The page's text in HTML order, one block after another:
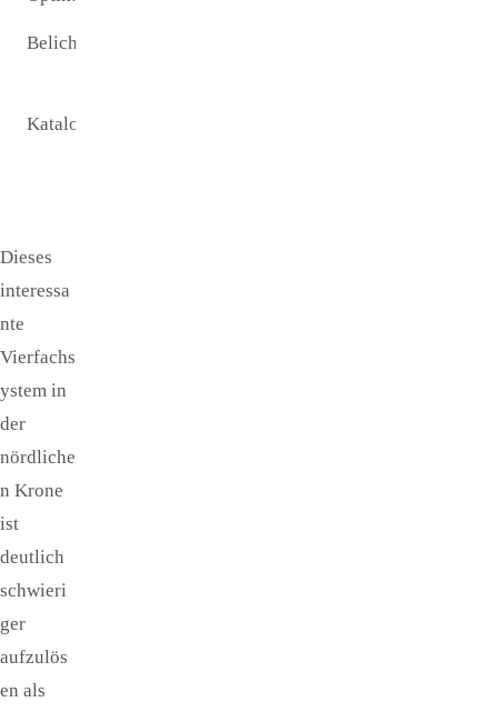
Belichtungszeit:
Katalogname:
Dieses
interessa
nte
Vierfachs
ystem in
der
nördliche
n Krone
ist
deutlich
schwieri
ger
aufzulös
en als